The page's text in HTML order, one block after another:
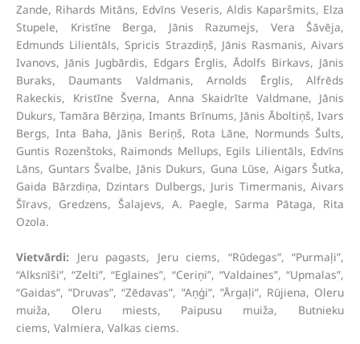
Zande, Rihards Mitāns, Edvīns Veseris, Aldis Kaparšmits, Elza
Stupele, Kristīne Berga, Jānis Razumejs, Vera Šāvēja,
Edmunds Lilientāls, Spricis Strazdiņš, Jānis Rasmanis, Aivars
Ivanovs, Jānis Jugbārdis, Edgars Ērglis, Ādolfs Birkavs, Jānis
Buraks, Daumants Valdmanis, Arnolds Ērglis, Alfrēds
Rakeckis, Kristīne Šverna, Anna Skaidrīte Valdmane, Jānis
Dukurs, Tamāra Bērziņa, Imants Brīnums, Jānis Āboltiņš, Ivars
Bergs, Inta Baha, Jānis Beriņš, Rota Lāne, Normunds Šults,
Guntis Rozenštoks, Raimonds Mellups, Egils Lilientāls, Edvīns
Lāns, Guntars Švalbe, Jānis Dukurs, Guna Lūse, Aigars Šutka,
Gaida Bārzdiņa, Dzintars Dulbergs, Juris Timermanis, Aivars
Šīravs, Gredzens, Šalajevs, A. Paegle, Sarma Pātaga, Rita
Ozola.
Vietvārdi: Jeru pagasts, Jeru ciems, “Rūdegas”, “Purmaļi”,
“Alksnīši”, “Zelti”, “Eglaines”, “Ceriņi”, “Valdaines”, “Upmalas”,
“Gaidas”, ”Druvas”, “Zēdavas”, ”Aņģi”, ”Ārgaļi”, Rūjiena, Oleru
muiža, Oleru miests, Paipusu muiža, Butnieku
ciems, Valmiera, Valkas ciems.